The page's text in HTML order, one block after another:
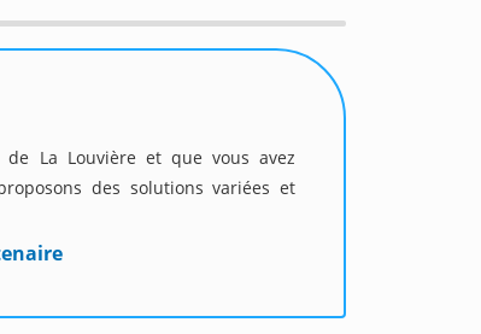
La Louvière et que vous avez
des solutions variées et